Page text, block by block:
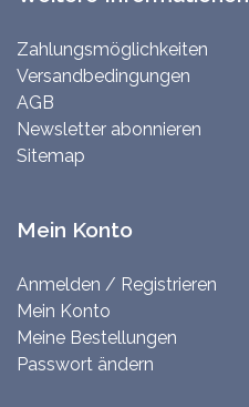
Zahlungsmöglichkeiten
Versandbedingungen
AGB
Newsletter abonnieren
Sitemap
Mein Konto
Anmelden / Registrieren
Mein Konto
Meine Bestellungen
Passwort ändern